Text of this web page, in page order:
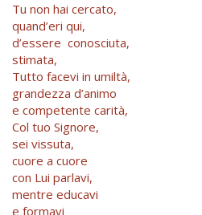
Tu non hai cercato,
quand’eri qui,
d’essere conosciuta,
stimata,
Tutto facevi in umiltà,
grandezza d’animo
e competente carità,
Col tuo Signore,
sei vissuta,
cuore a cuore
con Lui parlavi,
mentre educavi
e formavi